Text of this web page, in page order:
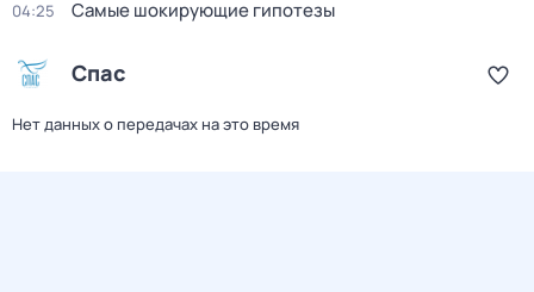
04:25 Самые шoкиpующие гипотезы
Спас
Нет данных о передачах на это время